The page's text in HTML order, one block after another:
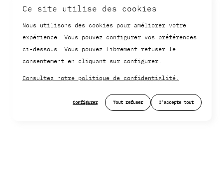
Ce site utilise des cookies
Nous utilisons des cookies pour améliorer votre
expérience. Vous pouvez configurer vos préférences
ci-dessous. Vous pouvez librement refuser le
consentement en cliquant sur configurer.
Consultez notre politique de confidentialité.
Configurer Tout refuser J'accepte tout